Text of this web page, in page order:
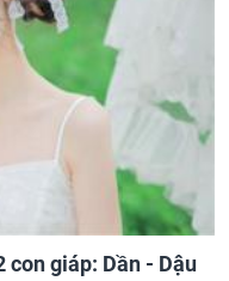
giáp: Dần - Dậu